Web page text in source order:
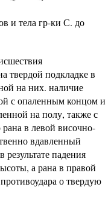
и тела гр-ки С. до
твердой подкладке в
на них. наличие
с опаленным концом и
на полу, также с
в левой височно-
вдавленный
падения
а рана в правой
о твердую